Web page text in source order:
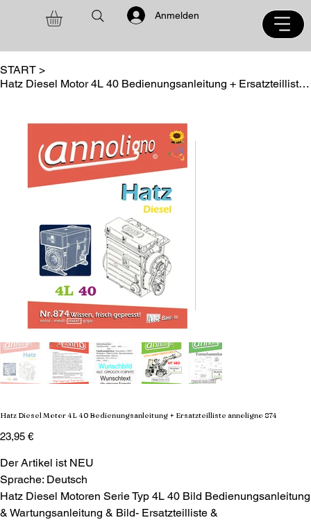
Anmelden
START >
Hatz Diesel Motor 4L 40 Bedienungsanleitung + Ersatzteilliste annoligno 874
Hatz Diesel Motor 4L 40 Bedienungsanleitung + Ersatzteilliste annoligno 874
Preis
23,95 €
Der Artikel ist NEU
Sprache: Deutsch
Hatz Diesel Motoren Serie Typ 4L 40 Bild Bedienungsanleitung
& Wartungsanleitung & Bild- Ersatzteilliste &